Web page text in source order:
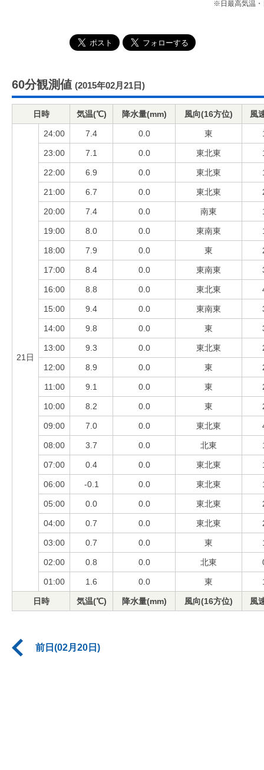
※日最高気温・
60分観測値 (2015年02月21日)
日時 気温(℃) 降水量(mm) 風向(16方位) 風
21日
24:00 7.4 0.0 東
23:00 7.1 0.0 東北東
22:00 6.9 0.0 東北東
21:00 6.7 0.0 東北東
20:00 7.4 0.0 南東
19:00 8.0 0.0 東南東
18:00 7.9 0.0 東
17:00 8.4 0.0 東南東
16:00 8.8 0.0 東北東
15:00 9.4 0.0 東南東
14:00 9.8 0.0 東
13:00 9.3 0.0 東北東
12:00 8.9 0.0 東
11:00 9.1 0.0 東
10:00 8.2 0.0 東
09:00 7.0 0.0 東北東
08:00 3.7 0.0 北東
07:00 0.4 0.0 東北東
06:00 -0.1 0.0 東北東
05:00 0.0 0.0 東北東
04:00 0.7 0.0 東北東
03:00 0.7 0.0 東
02:00 0.8 0.0 北東
01:00 1.6 0.0 東
日時 気温(℃) 降水量(mm) 風向(16方位) 風
前日(02月20日)